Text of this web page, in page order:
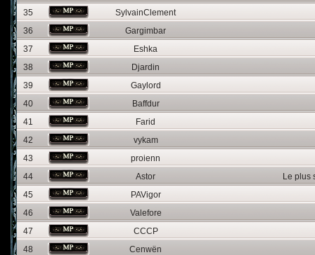
35
SylvainClement
36
Gargimbar
37
Eshka
38
Djardin
39
Gaylord
40
Baffdur
41
Farid
42
vykam
43
proienn
44
Astor
Le plus
45
PAVigor
46
Valefore
47
CCCP
48
Cenwën